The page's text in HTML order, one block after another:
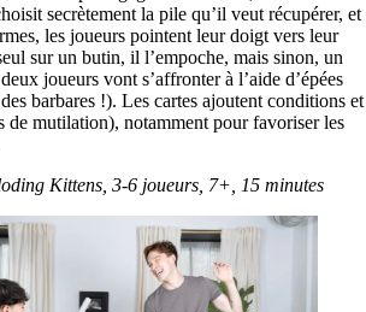
secrètement la pile qu’il veut récupérer, et
les joueurs pointent leur doigt vers leur
sur un butin, il l’empoche, mais sinon, un
joueurs vont s’affronter à l’aide d’épées
barbares !). Les cartes ajoutent conditions et
de mutilation), notamment pour favoriser les
Kittens, 3-6 joueurs, 7+, 15 minutes